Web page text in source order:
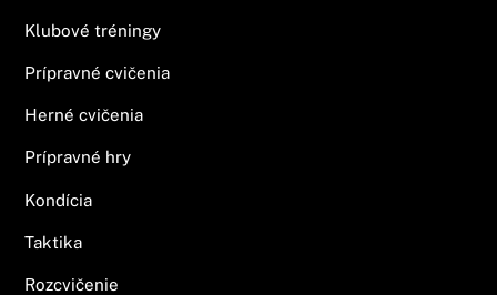
Klubové tréningy
Prípravné cvičenia
Herné cvičenia
Prípravné hry
Kondícia
Taktika
Rozcvičenie